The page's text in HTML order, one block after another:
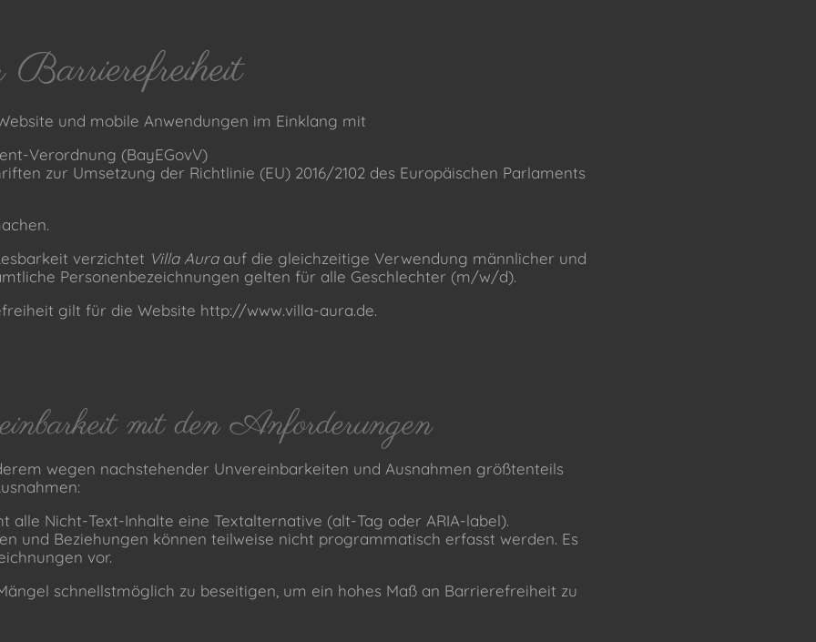
und mobile Anwendungen im Einklang mit
Verordnung (BayEGovV)
zur Umsetzung der Richtlinie (EU) 2016/2102 des Europäischen Parlaments
verzichtet Villa Auraauf die gleichzeitige Verwendung männlicher und
Personenbezeichnungen gelten für alle Geschlechter (m/w/d).
gilt für die Website http://www.villa-aura.de.
mit den Anforderungen
wegen nachstehender Unvereinbarkeiten und Ausnahmen größtenteils
alle Nicht-Text-Inhalte eine Textalternative (alt-Tag oder ARIA-label).
und Beziehungen können teilweise nicht programmatisch erfasst werden. Es
vor.
schnellstmöglich zu beseitigen, um ein hohes Maß an Barrierefreiheit zu